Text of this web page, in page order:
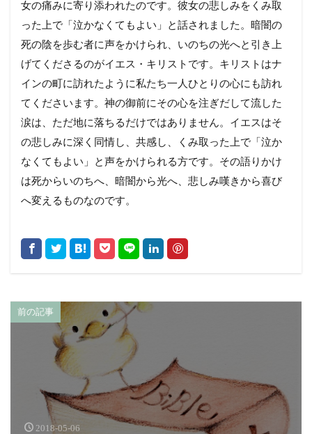
女の痛みに寄り添われたのです。彼女の悲しみをくみ取
った上で「泣かなくてもよい」と話されました。暗闇の
死の陰を歩む者に声をかけられ、いのちの光へと引き上
げてくださるのがイエス・キリストです。キリストはナ
インの町に訪れたように私たち一人ひとりの心にも訪れ
てくださいます。神の御前にその心を注ぎだして流した
涙は、ただ地に落ちるだけではありません。イエスはそ
の悲しみに深く同情し、共感し、くみ取った上で「泣か
なくてもよい」と声をかけられる方です。その語りかけ
は死からいのちへ、暗闇から光へ、悲しみ嘆きから喜び
へ変えるものなのです。
前の記事
2018-05-06